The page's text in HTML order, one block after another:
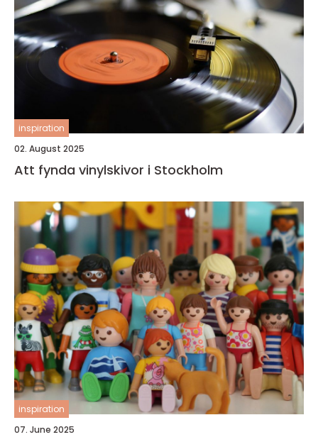
inspiration
02. August 2025
Att fynda vinylskivor i Stockholm
inspiration
07. June 2025